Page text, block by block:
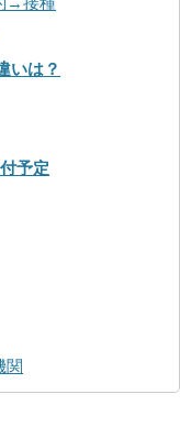
いは？
予定
関